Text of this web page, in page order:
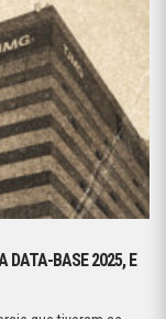
DATA-BASE 2025, E